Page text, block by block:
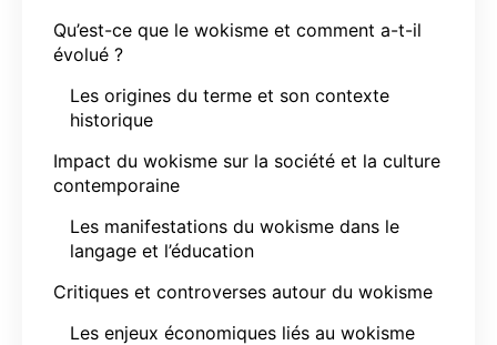
Qu’est-ce que le wokisme et comment a-t-il
évolué ?
Les origines du terme et son contexte
historique
Impact du wokisme sur la société et la culture
contemporaine
Les manifestations du wokisme dans le
langage et l’éducation
Critiques et controverses autour du wokisme
Les enjeux économiques liés au wokisme